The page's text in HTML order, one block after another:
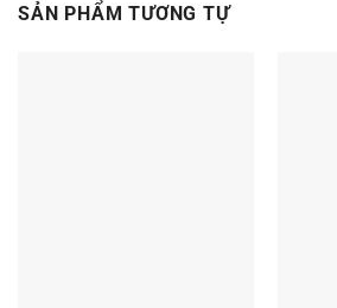
SẢN PHẨM TƯƠNG TỰ